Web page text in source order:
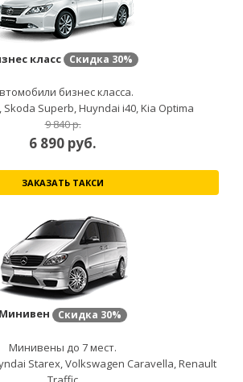
класс Скидка 30%
бизнес класса.
Skoda Superb, Huyndai i40, Kia Optima
9 840 р.
6 890 руб.
ЗАКАЗАТЬ ТАКСИ
Минивен Скидка 30%
Минивены до 7 мест.
Starex, Volkswagen Caravella, Renault